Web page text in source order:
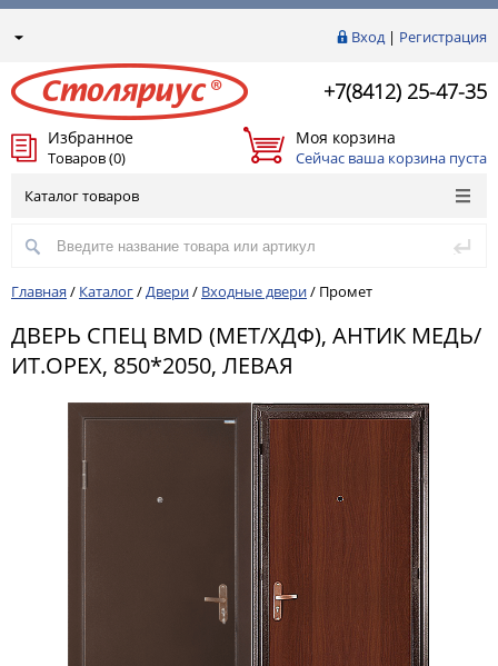
Вход| Регистрация
+7(8412) 25-47-35
Избранное
Товаров (0)
Моя корзина
Сейчас ваша корзина пуста
Каталог товаров
Главная / Каталог/Двери/ Входные двери/ Промет
ДВЕРЬ СПЕЦ BMD (МЕТ/ХДФ), АНТИК МЕДЬ/
ИТ.ОРЕХ, 850*2050, ЛЕВАЯ